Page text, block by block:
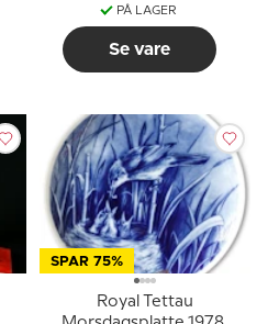
PÅ LAGER
Se vare
SPAR 75%
Royal Tettau